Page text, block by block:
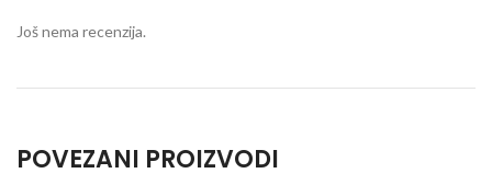
Još nema recenzija.
POVEZANI PROIZVODI